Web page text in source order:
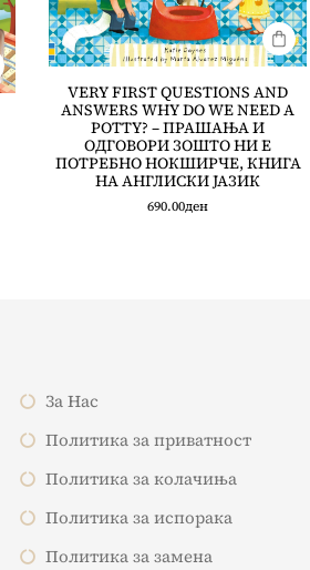
VERY FIRST QUESTIONS AND
ANSWERS WHY DO WE NEED A
POTTY? – ПРАШАЊА И
ОДГОВОРИ ЗОШТО НИ Е
ПОТРЕБНО НОКШИРЧЕ, КНИГА
НА АНГЛИСКИ ЈАЗИК
690.00ден
За Нас
Политика за приватност
Политика за колачиња
Политика за испорака
Политика за замена